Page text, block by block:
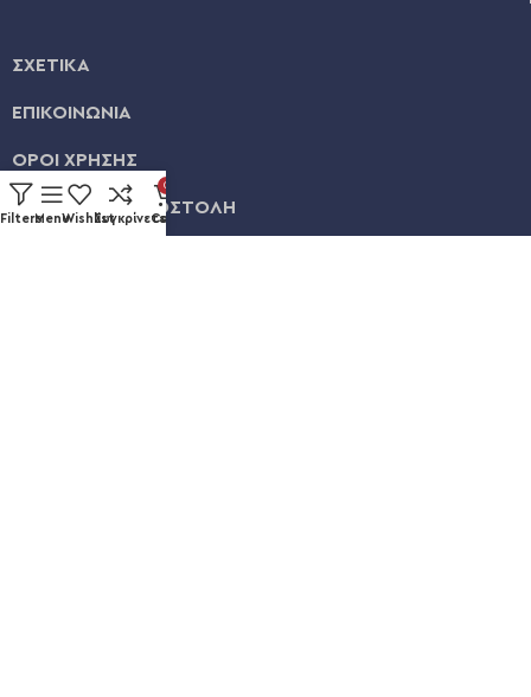
ΣΧΕΤΙΚΑ
ΕΠΙΚΟΙΝΩΝΙΑ
ΟΡΟΙ ΧΡΗΣΗΣ
ΠΛΗΡΩΜΗ & ΑΠΟΣΤΟΛΗ
FiltersMenuWishlistΣυγκρίνετε
0
Cart